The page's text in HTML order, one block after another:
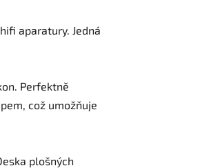
aparatury. Jedná
Perfektně
což umožňuje
plošných